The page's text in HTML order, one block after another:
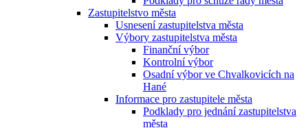
Zastupitelstvo města
Usnesení zastupitelstva města
Výbory zastupitelstva města
Finanční výbor
Kontrolní výbor
Osadní výbor ve Chvalkovicích na
Hané
Informace pro zastupitele města
Podklady pro jednání zastupitelstva
města